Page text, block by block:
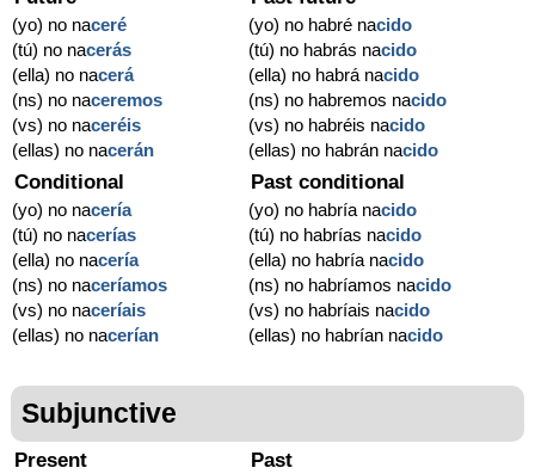
(yo) no naceré
(tú) no nacerás
(ella) no nacerá
(ns) no naceremos
(vs) no naceréis
(ellas) no nacerán
(yo) no habré nacido
(tú) no habrás nacido
(ella) no habrá nacido
(ns) no habremos nacido
(vs) no habréis nacido
(ellas) no habrán nacido
Conditional
(yo) no nacería
(tú) no nacerías
(ella) no nacería
(ns) no naceríamos
(vs) no naceríais
(ellas) no nacerían
Past conditional
(yo) no habría nacido
(tú) no habrías nacido
(ella) no habría nacido
(ns) no habríamos nacido
(vs) no habríais nacido
(ellas) no habrían nacido
Subjunctive
Present Past